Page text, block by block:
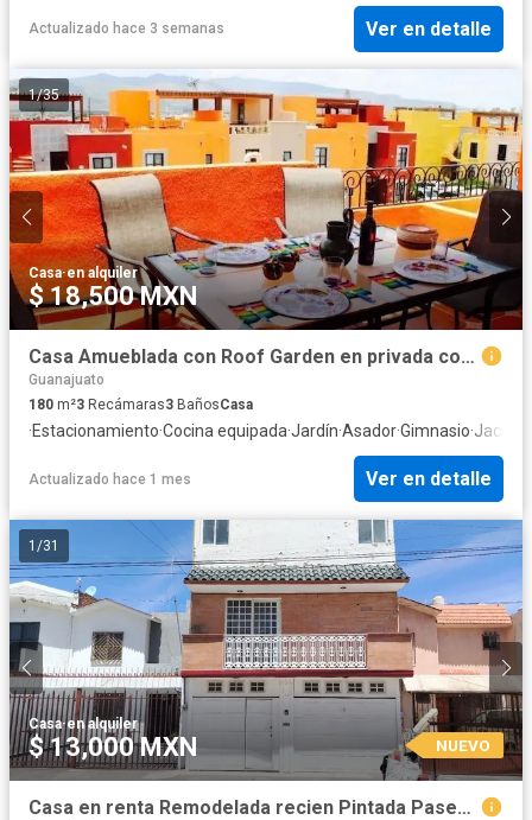
Actualizado hace 3 semanas Ver en detalle
1/35
Casa·en alquiler
$ 18,500 MXN
Casa Amueblada con Roof Garden en privada con alberca
Guanajuato
180 m²3 Recámaras3 BañosCasa
·Estacionamiento·Cocina equipada·Jardín·Asador·Gimnasio·Jacuzzi
Actualizado hace 1 mes Ver en detalle
1 /31
Casa·en alquiler
$ 13,000 MXN NUEVO
Casa en renta Remodelada recien Pintada Paseo de los Pericos 234, San Isidro, León, Gto